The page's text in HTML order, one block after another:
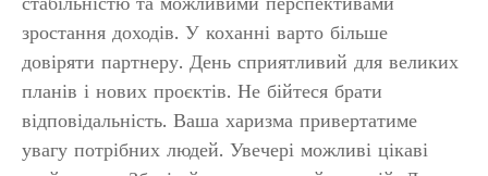
зростання доходів. У коханні варто більше
довіряти партнеру. День сприятливий для великих
планів і нових проєктів. Не бійтеся брати
відповідальність. Ваша харизма привертатиме
увагу потрібних людей. Увечері можливі цікаві